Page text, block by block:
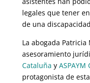
legales que tener
de una
La abogada
asesoramiento
Cataluña y
protagonista de